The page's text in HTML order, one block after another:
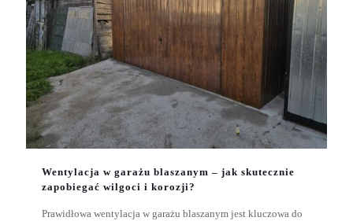
Wentylacja w garażu blaszanym – jak skutecznie
zapobiegać wilgoci i korozji?
Prawidłowa wentylacja w garażu blaszanym jest kluczowa do